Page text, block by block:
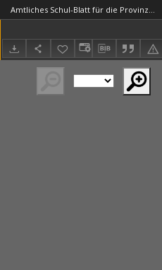
Amtliches Schul-Blatt für die Provinz Posen 1893.07.20 R.26 nr14